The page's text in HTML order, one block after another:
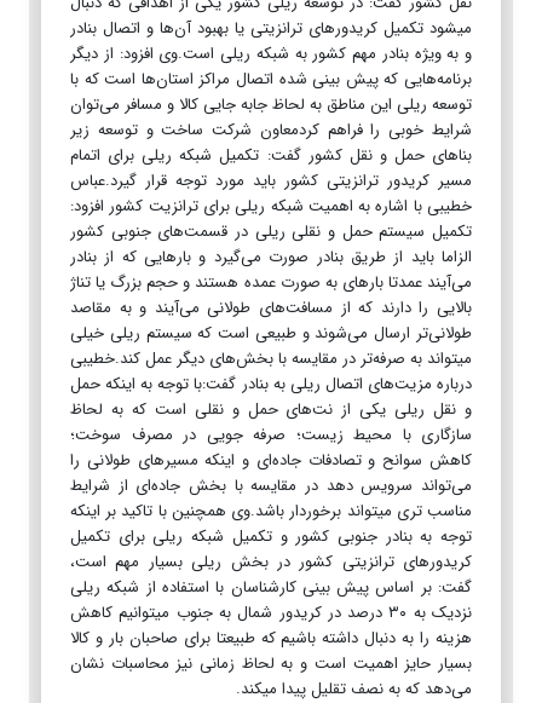
میشود تکمیل کریدور‌های ترانزیتی یا بهبود آن‌ها و اتصال بنادر
و به ویژه بنادر مهم کشور به شبکه ریلی است.وی افزود: از دیگر
برنامه‌هایی که پیش بینی شده اتصال مراکز استان‌ها است که با
توسعه ریلی این مناطق به لحاظ جابه جایی کالا و مسافر می‌توان
شرایط خوبی را فراهم کردمعاون شرکت ساخت و توسعه زیر
بنا‌های حمل و نقل کشور گفت: تکمیل شبکه ریلی برای اتمام
مسیر کریدور ترانزیتی کشور باید مورد توجه قرار گیرد.عباس
خطیبی با اشاره به اهمیت شبکه ریلی برای ترانزیت کشور افزود:
تکمیل سیستم حمل و نقلی ریلی در قسمت‌های جنوبی کشور
الزاما باید از طریق بنادر صورت می‌گیرد و بار‌هایی که از بنادر
می‌آیند عمدتا بار‌های به صورت عمده هستند و حجم بزرگ یا تناژ
بالایی را دارند که از مسافت‌های طولانی می‌آیند و به مقاصد
طولانی‌تر ارسال می‌شوند و طبیعی است که سیستم ریلی خیلی
میتواند به صرفه‌تر در مقایسه با بخش‌های دیگر عمل کند.خطیبی
درباره مزیت‌های اتصال ریلی به بنادر گفت:با توجه به اینکه حمل
و نقل ریلی یکی از نت‌های حمل و نقلی است که به لحاظ
سازگاری با محیط زیست؛ صرفه جویی در مصرف سوخت؛
کاهش سوانح و تصادفات جاده‌ای و اینکه مسیر‌های طولانی را
می‌تواند سرویس دهد در مقایسه با بخش جاده‌ای از شرایط
مناسب تری میتواند برخوردار باشد.وی همچنین با تاکید بر اینکه
توجه به بنادر جنوبی کشور و تکمیل شبکه ریلی برای تکمیل
کریدور‌های ترانزیتی کشور در بخش ریلی بسیار مهم است،
گفت: بر اساس پیش بینی کارشناسان با استفاده از شبکه ریلی
نزدیک به ۳۰ درصد در کریدور شمال به جنوب میتوانیم کاهش
هزینه را به دنبال داشته باشیم که طبیعتا برای صاحبان بار و کالا
بسیار حایز اهمیت است و به لحاظ زمانی نیز محاسبات نشان
می‌دهد که به نصف تقلیل پیدا میکند.